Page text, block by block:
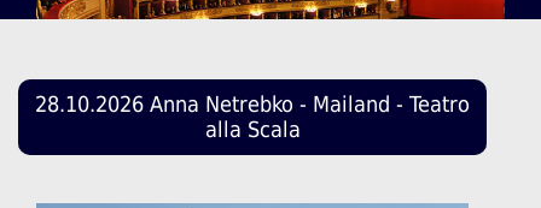
28.10.2026 Anna Netrebko - Mailand - Teatro
alla Scala